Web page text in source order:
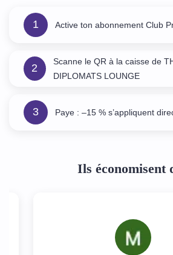
1 Active ton abonnement Club
2
Scanne le QR à la caisse de
DIPLOMATS LOUNGE
3 Paye : –15 % s’appliquent
Ils économisent